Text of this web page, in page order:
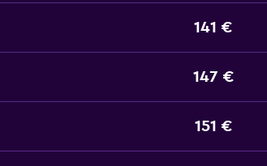
141 €
147 €
151 €